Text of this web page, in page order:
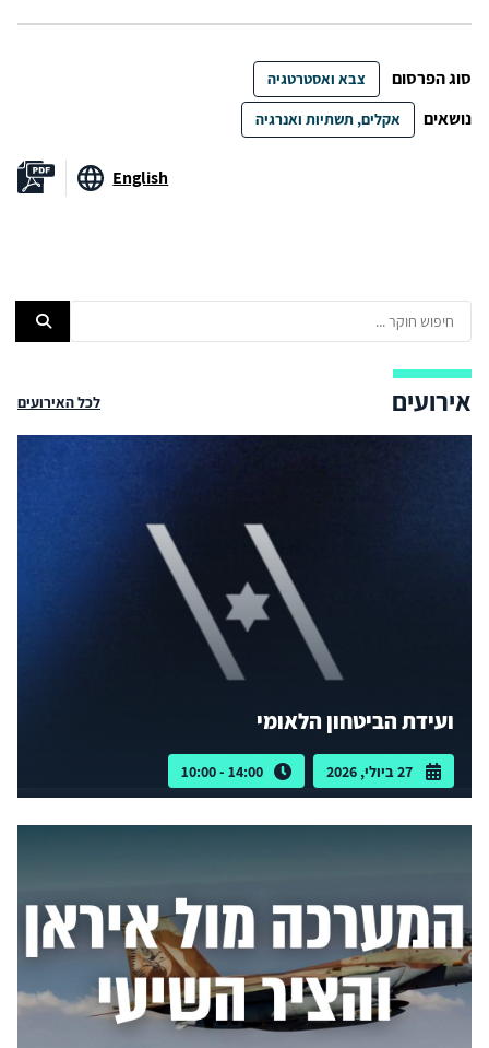
סוג הפרסום צבא ואסטרטגיה
נושאים אקלים, תשתיות ואנרגיה
English
אירועים לכל האירועים
ועידת הביטחון הלאומי
27 ביולי, 2026 14:00 - 10:00